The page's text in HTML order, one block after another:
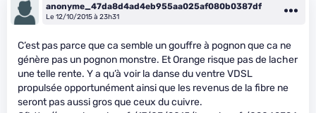
anonyme_47da8d4ad4eb955aa025af080b0387df
Le 12/10/2015 à 23h31
C’est pas parce que ca semble un gouffre à pognon que ca ne
génère pas un pognon monstre. Et Orange risque pas de lacher
une telle rente. Y a qu’à voir la danse du ventre VDSL
propulsée opportunément ainsi que les revenus de la fibre ne
seront pas aussi gros que ceux du cuivre.